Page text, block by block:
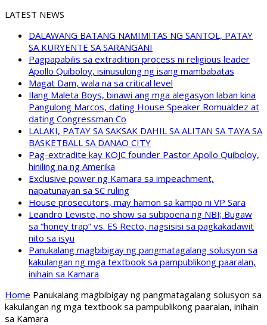
LATEST NEWS
DALAWANG BATANG NAMIMITAS NG SANTOL, PATAY
SA KURYENTE SA SARANGANI
Pagpapabilis sa extradition process ni religious leader
Apollo Quiboloy, isinusulong ng isang mambabatas
Magat Dam, wala na sa critical level
Ilang Maleta Boys, binawi ang mga alegasyon laban kina
Pangulong Marcos, dating House Speaker Romualdez at
dating Congressman Co
LALAKI, PATAY SA SAKSAK DAHIL SA ALITAN SA TAYA SA
BASKETBALL SA DANAO CITY
Pag-extradite kay KOJC founder Pastor Apollo Quiboloy,
hiniling na ng Amerika
Exclusive power ng Kamara sa impeachment,
napatunayan sa SC ruling
House prosecutors, may hamon sa kampo ni VP Sara
Leandro Leviste, no show sa subpoena ng NBI; Bugaw
sa “honey trap” vs. ES Recto, nagsisisi sa pagkakadawit
nito sa isyu
Panukalang magbibigay ng pangmatagalang solusyon sa
kakulangan ng mga textbook sa pampublikong paaralan,
inihain sa Kamara
Home Panukalang magbibigay ng pangmatagalang solusyon sa
kakulangan ng mga textbook sa pampublikong paaralan, inihain
sa Kamara